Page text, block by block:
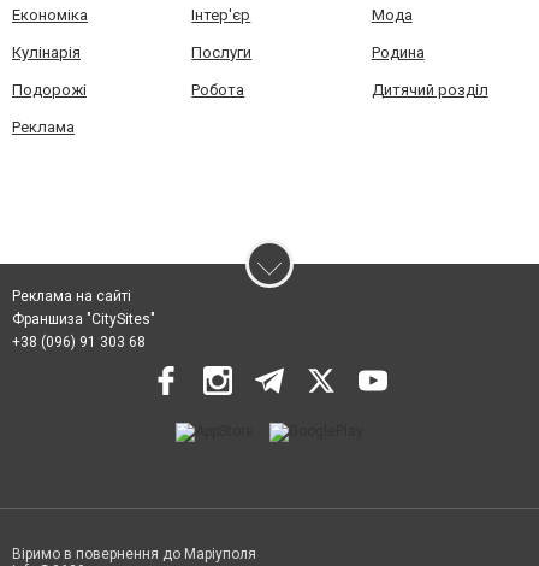
Економіка Інтер'єр Мода
Кулінарія Послуги Родина
Подорожі Робота Дитячий розділ
Реклама
Реклама на сайті
Франшиза "CitySites"
+38 (096) 91 303 68
Віримо в повернення до Маріуполя